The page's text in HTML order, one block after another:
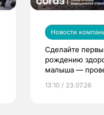
Новости
Сделайте
рождению
малыша —
по ОМС!
13:10 / 23.07.26